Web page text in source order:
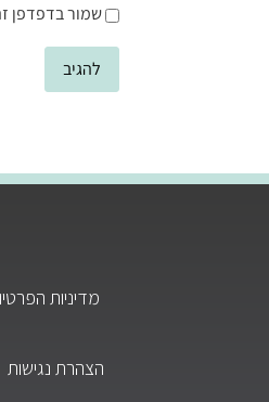
שמור בדפדפן
מדיניות
הצהרת נגישות